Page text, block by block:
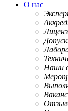
О нас
Наши